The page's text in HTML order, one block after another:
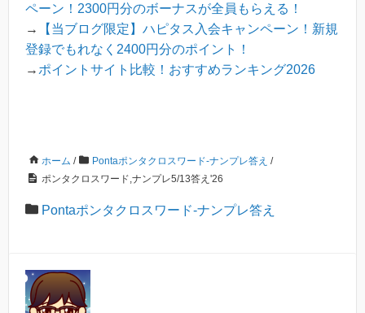
ペーン！2300円分のボーナスが全員もらえる！
→
【当ブログ限定】ハピタス入会キャンペーン！新規
登録でもれなく2400円分のポイント！
→ ポイントサイト比較！おすすめランキング2026
ホーム / Pontaポンタクロスワード-ナンプレ答え /
ポンタクロスワード,ナンプレ5/13答え'26
Pontaポンタクロスワード-ナンプレ答え